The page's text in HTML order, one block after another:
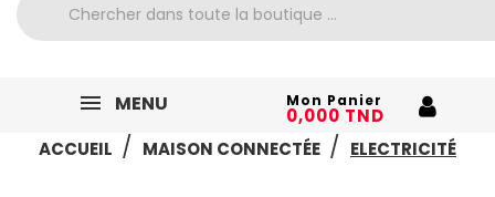
MENU Mon Panier
0,000 TND
ACCUEIL
MAISON CONNECTÉE ELECTRICITÉ